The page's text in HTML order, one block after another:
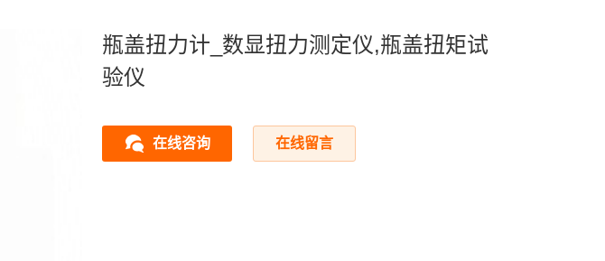
瓶盖扭力计_数显扭力测定仪,瓶盖扭矩试
验仪
在线咨询 在线留言